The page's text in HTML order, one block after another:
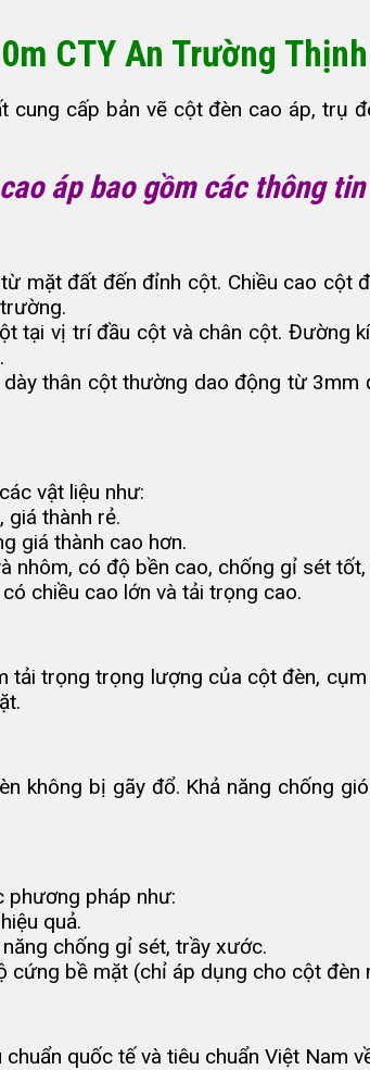
CTY An Trường
cấp bản vẽ cột đèn cao áp, trụ
áp bao gồm các thông
mặt đất đến đỉnh cột. Chiều cao
tại vị trí đầu cột và chân cột. Đường
thân cột thường dao động từ 3mm
vật liệu như:
giá thành rẻ.
giá thành cao hơn.
nhôm, có độ bền cao, chống gỉ sét tốt,
chiều cao lớn và tải trọng cao.
trọng trọng lượng của cột đèn,
không bị gãy đổ. Khả năng chống
phương pháp như:
quả.
chống gỉ sét, trầy xước.
cứng bề mặt (chỉ áp dụng cho cột đèn
quốc tế và tiêu chuẩn Việt Nam